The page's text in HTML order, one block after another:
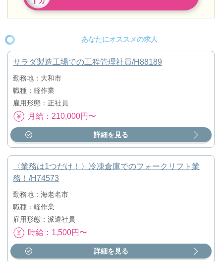
あなたにオススメの求人
サラダ製造工場での工程管理社員/H88189
勤務地：大和市
職種：軽作業
雇用形態：正社員
月給：210,000円〜
詳細を見る
〈業務は1つだけ！〉冷凍倉庫でのフォークリフト業
務！/H74573
勤務地：海老名市
職種：軽作業
雇用形態：派遣社員
時給：1,500円〜
詳細を見る